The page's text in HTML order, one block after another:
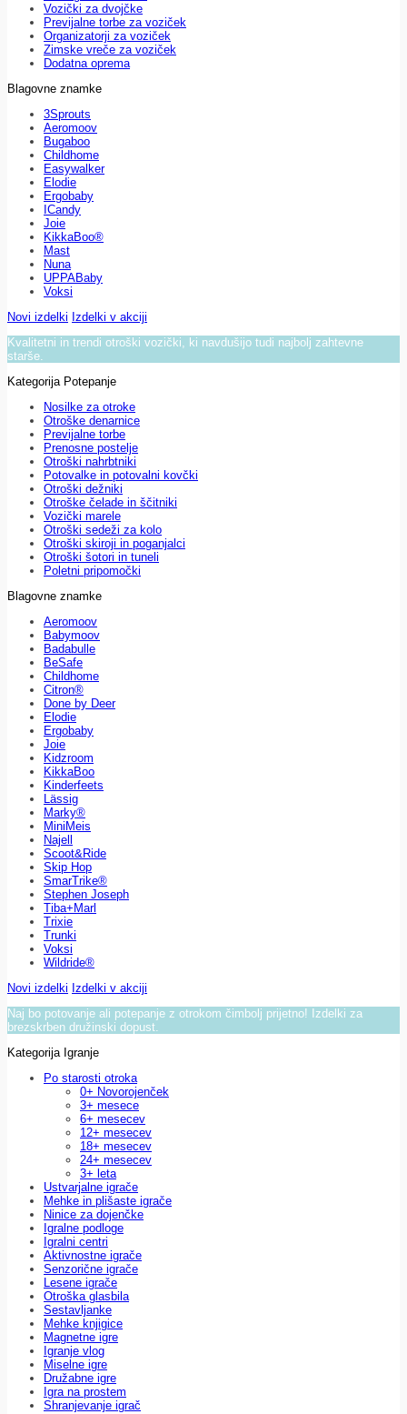
Vozički za dvojčke
Previjalne torbe za voziček
Organizatorji za voziček
Zimske vreče za voziček
Dodatna oprema
Blagovne znamke
3Sprouts
Aeromoov
Bugaboo
Childhome
Easywalker
Elodie
Ergobaby
ICandy
Joie
KikkaBoo®
Mast
Nuna
UPPABaby
Voksi
Novi izdelki Izdelki v akciji
Kvalitetni in trendi otroški vozički, ki navdušijo tudi najbolj zahtevne
starše.
Kategorija Potepanje
Nosilke za otroke
Otroške denarnice
Previjalne torbe
Prenosne postelje
Otroški nahrbtniki
Potovalke in potovalni kovčki
Otroški dežniki
Otroške čelade in ščitniki
Vozički marele
Otroški sedeži za kolo
Otroški skiroji in poganjalci
Otroški šotori in tuneli
Poletni pripomočki
Blagovne znamke
Aeromoov
Babymoov
Badabulle
BeSafe
Childhome
Citron®
Done by Deer
Elodie
Ergobaby
Joie
Kidzroom
KikkaBoo
Kinderfeets
Lässig
Marky®
MiniMeis
Najell
Scoot&Ride
Skip Hop
SmarTrike®
Stephen Joseph
Tiba+Marl
Trixie
Trunki
Voksi
Wildride®
Novi izdelki Izdelki v akciji
Naj bo potovanje ali potepanje z otrokom čimbolj prijetno! Izdelki za
brezskrben družinski dopust.
Kategorija Igranje
Po starosti otroka
0+ Novorojenček
3+ mesece
6+ mesecev
12+ mesecev
18+ mesecev
24+ mesecev
3+ leta
Ustvarjalne igrače
Mehke in plišaste igrače
Ninice za dojenčke
Igralne podloge
Igralni centri
Aktivnostne igrače
Senzorične igrače
Lesene igrače
Otroška glasbila
Sestavljanke
Mehke knjigice
Magnetne igre
Igranje vlog
Miselne igre
Družabne igre
Igra na prostem
Shranjevanje igrač